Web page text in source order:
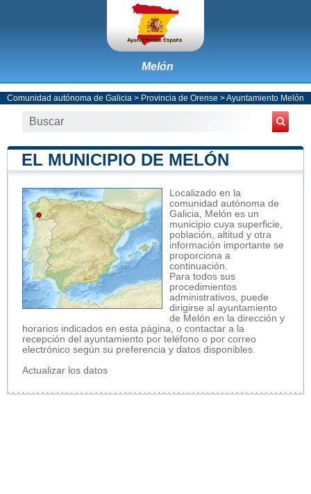
Melón
Comunidad autónoma de Galicia > Provincia de Orense >Ayuntamiento Melón
EL MUNICIPIO DE MELÓN
Localizado en la
comunidad autónoma de
Galicia, Melón es un
municipio cuya superficie,
población, altitud y otra
información importante se
proporciona a
continuación.
Para todos sus
procedimientos
administrativos, puede
dirigirse al ayuntamiento
de Melón en la dirección y
horarios indicados en esta página, o contactar a la
recepción del ayuntamiento por teléfono o por correo
electrónico según su preferencia y datos disponibles.
Actualizar los datos